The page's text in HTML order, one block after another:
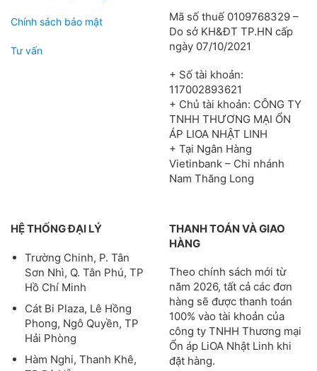
Chính sách bảo mật
Tư vấn
Mã số thuế 0109768329 –
Do sở KH&ĐT TP.HN cấp
ngày 07/10/2021
+ Số tài khoản:
117002893621
+ Chủ tài khoản: CÔNG TY
TNHH THƯƠNG MẠI ỔN
ÁP LIOA NHẬT LINH
+ Tại Ngân Hàng
Vietinbank – Chi nhánh
Nam Thăng Long
HỆ THỐNG ĐẠI LÝ
Trường Chinh, P. Tân
Sơn Nhì, Q. Tân Phú, TP
Hồ Chí Minh
Cát Bi Plaza, Lê Hồng
Phong, Ngô Quyền, TP
Hải Phòng
Hàm Nghi, Thanh Khê,
THANH TOÁN VÀ GIAO
HÀNG
Theo chính sách mới từ
năm 2026, tất cả các đơn
hàng sẽ được thanh toán
100% vào tài khoản của
công ty TNHH Thương mại
Ổn áp LiOA Nhật Linh khi
đặt hàng.